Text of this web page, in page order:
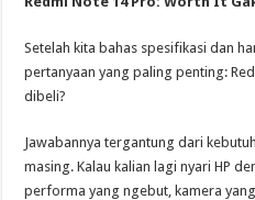
Setelah kita bahas spesifikasi dan
pertanyaan yang paling penting:
dibeli?
Jawabannya tergantung dari
masing. Kalau kalian lagi nyari HP
performa yang ngebut, kamera